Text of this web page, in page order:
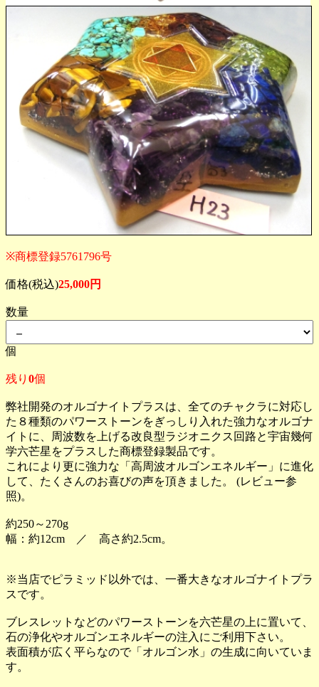
※商標登録5761796号
価格(税込)25,000円
数量
個
残り 0個
弊社開発のオルゴナイトプラスは、全てのチャクラに対応し
た８種類のパワーストーンをぎっしり入れた強力なオルゴナ
イトに、周波数を上げる改良型ラジオニクス回路と宇宙幾何
学六芒星をプラスした商標登録製品です。
これにより更に強力な「高周波オルゴンエネルギー」に進化
して、たくさんのお喜びの声を頂きました。 (レビュー参
照)。
約250～270g
幅：約12cm ／ 高さ約2.5cm。
※当店でピラミッド以外では、一番大きなオルゴナイトプラ
スです。
ブレスレットなどのパワーストーンを六芒星の上に置いて、
石の浄化やオルゴンエネルギーの注入にご利用下さい。
表面積が広く平らなので「オルゴン水」の生成に向いていま
す。